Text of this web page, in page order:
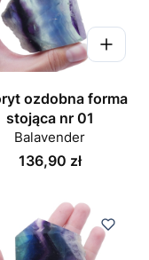
ozdobna forma
stojąca nr 01
Balavender
Cena
136,90 zł